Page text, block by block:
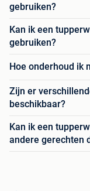
gebruiken?
Kan ik een
gebruiken?
Hoe onderhoud ik
Zijn er
beschikbaar?
Kan ik een
andere gerechten